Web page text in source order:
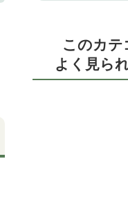
このカテ
よく見ら